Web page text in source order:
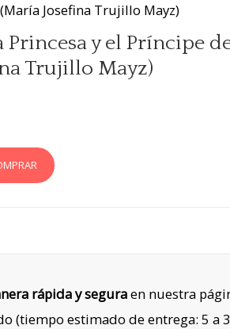
Josefina Trujillo Mayz)
Princesa y el Príncipe
Trujillo Mayz)
rápida y seguraen nuestra
(tiempo estimado de entrega: 5 a